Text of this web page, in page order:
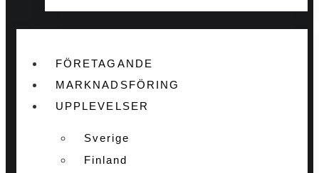
FÖRETAGANDE
MARKNADSFÖRING
UPPLEVELSER
Sverige
Finland